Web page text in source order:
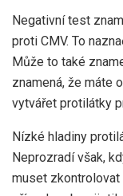
Negativní test
proti CMV. To
Může to také
znamená, že máte
vytvářet protilátky
Nízké hladiny
Neprozradí však,
muset